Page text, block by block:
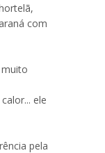
com
ele
pela